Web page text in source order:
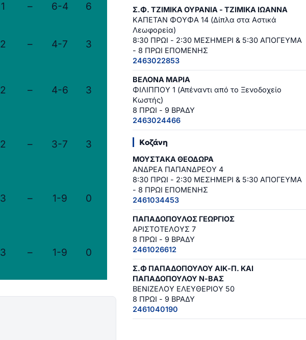
1 – 6-4 6
2 – 4-7 3
2 – 4-6 3
2 – 3-7 3
3 – 1-9 0
3 – 1-9 0
Σ.Φ. ΤΖΙΜΙΚΑ ΟΥΡΑΝΙΑ - ΤΖΙΜΙΚΑ ΙΩΑΝΝΑ
ΚΑΠΕΤΑΝ ΦΟΥΦΑ 14 (Δίπλα στα Αστικά
Λεωφορεία)
8:30 ΠΡΩΙ - 2:30 ΜΕΣΗΜΕΡΙ & 5:30 ΑΠΟΓΕΥΜΑ
- 8 ΠΡΩΙ ΕΠΟΜΕΝΗΣ
2463022853
ΒΕΛΟΝΑ ΜΑΡΙΑ
ΦΙΛΙΠΠΟΥ 1 (Απέναντι από το Ξενοδοχείο
Κωστής)
8 ΠΡΩΙ - 9 ΒΡΑΔΥ
2463024466
Κοζάνη
ΜΟΥΣΤΑΚΑ ΘΕΟΔΩΡΑ
ΑΝΔΡΕΑ ΠΑΠΑΝΔΡΕΟΥ 4
8:30 ΠΡΩΙ - 2:30 ΜΕΣΗΜΕΡΙ & 5:30 ΑΠΟΓΕΥΜΑ
- 8 ΠΡΩΙ ΕΠΟΜΕΝΗΣ
2461034453
ΠΑΠΑΔΟΠΟΥΛΟΣ ΓΕΩΡΓΙΟΣ
ΑΡΙΣΤΟΤΕΛΟΥΣ 7
8 ΠΡΩΙ - 9 ΒΡΑΔΥ
2461026612
Σ.Φ ΠΑΠΑΔΟΠΟΥΛΟΥ ΑΙΚ-Π. ΚΑΙ
ΠΑΠΑΔΟΠΟΥΛΟΥ Ν-ΒΑΣ
ΒΕΝΙΖΕΛΟΥ ΕΛΕΥΘΕΡΙΟΥ 50
8 ΠΡΩΙ - 9 ΒΡΑΔΥ
2461040190